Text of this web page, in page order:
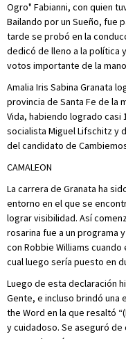
Ogro" Fabianni, con quien
Bailando por un Sueño, fue
tarde se probó en la
dedicó de lleno a la política
votos importante de la
Amalia Iris Sabina Granata
provincia de Santa Fe de la
Vida, habiendo logrado
socialista Miguel Lifschitz y
del candidato de
CAMALEON
La carrera de Granata ha
entorno en el que se
lograr visibilidad. Así
rosarina fue a un programa
con Robbie Williams
cual luego sería puesto en
Luego de esta declaración
Gente, e incluso brindó
the Word en la que resaltó
y cuidadoso. Se aseguró